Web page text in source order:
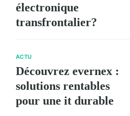
électronique
transfrontalier?
ACTU
Découvrez evernex :
solutions rentables
pour une it durable